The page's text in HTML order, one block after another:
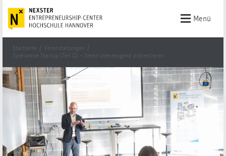
Menü
Startseite / Veranstaltungen
/
Spielwiese Startup (Teil II) – Ideen überzeugend präsentieren